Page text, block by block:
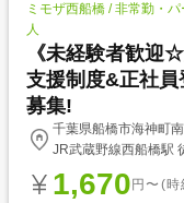
ミモザ西船橋 / 非常勤・
人
《未経験者歓
支援制度&正社
募集!
千葉県船橋市海神町
JR武蔵野線西船橋駅
1,670 円〜(時